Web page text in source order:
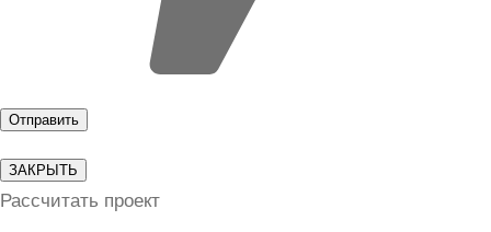
ЗАКРЫТЬ
Рассчитать проект